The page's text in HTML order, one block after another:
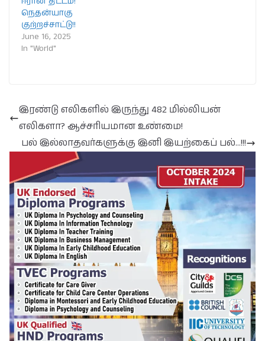
நெதன்யாகு
குற்றச்சாட்டு!!
June 16, 2025
In "World"
இரண்டு எலிகளில் இருந்து 482 மில்லியன்
எலிகளா? ஆச்சரியமான உண்மை!
பல் இல்லாதவர்களுக்கு இனி இயற்கைப் பல்…!!!